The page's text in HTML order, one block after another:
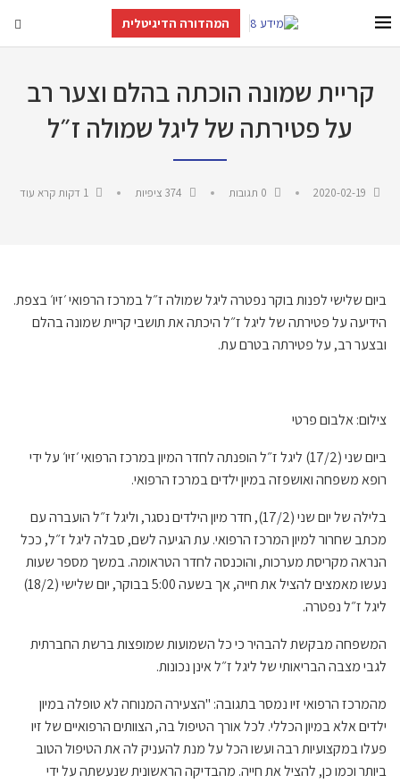
המהדורה הדיגיטלית
קריית שמונה הוכתה בהלם וצער רב
על פטירתה של ליגל שמולה ז״ל
2020-02-19
374 ציפיות
ביום שלישי לפנות בוקר נפטרה ליגל שמולה ז״ל במרכז הרפואי ׳זיו׳ בצפת.
הידיעה על פטירתה של ליגל ז״ל היכתה את תושבי קריית שמונה בהלם
ובצער רב, על פטירתה בטרם עת.
צילום: אלבום פרטי
ביום שני (17/2) ליגל ז״ל הופנתה לחדר המיון במרכז הרפואי ׳זיו׳ על ידי
רופא משפחה ואושפזה במיון ילדים במרכז הרפואי.
בלילה של יום שני (17/2), חדר מיון הילדים נסגר, וליגל ז״ל הועברה עם
מכתב שחרור למיון המרכז הרפואי. עת הגיעה לשם, סבלה ליגל ז״ל, ככל
הנראה מקריסת מערכות, והוכנסה לחדר הטראומה. במשך מספר שעות
נעשו מאמצים להציל את חייה, אך בשעה 5:00 בבוקר, יום שלישי (18/2)
ליגל ז״ל נפטרה.
המשפחה מבקשת להבהיר כי כל השמועות שמופצות ברשת החברתית
לגבי מצבה הבריאותי של ליגל ז״ל אינן נכונות.
מהמרכז הרפואי זיו נמסר בתגובה: "הצעירה המנוחה לא טופלה במיון
ילדים אלא במיון הכללי. לכל אורך הטיפול בה, הצוותים הרפואיים של זיו
פעלו במקצועיות רבה ועשו הכל על מנת להעניק לה את הטיפול הטוב
ביותר וכמו כן, להציל את חייה. מהבדיקה הראשונית שנעשתה על ידי